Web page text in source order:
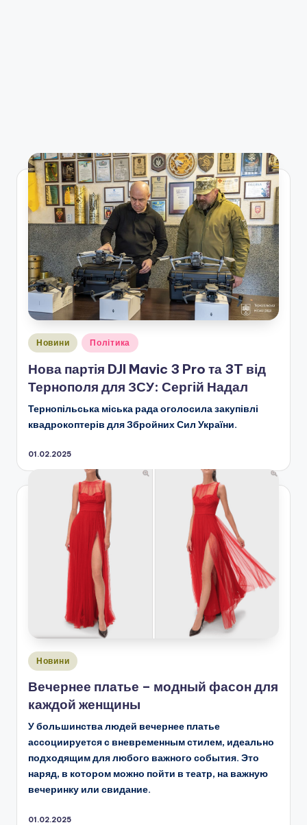
Опубліковано
Новини Політика
Нова партія DJI Mavic 3 Pro та 3T від
Тернополя для ЗСУ: Сергій Надал
Тернопільська міська рада оголосила закупівлі
квадрокоптерів для Збройних Сил України.
01.02.2025
Опубліковано
Новини
Вечернее платье – модный фасон для
каждой женщины
У большинства людей вечернее платье
ассоциируется с вневременным стилем, идеально
подходящим для любого важного события. Это
наряд, в котором можно пойти в театр, на важную
вечеринку или свидание.
01.02.2025